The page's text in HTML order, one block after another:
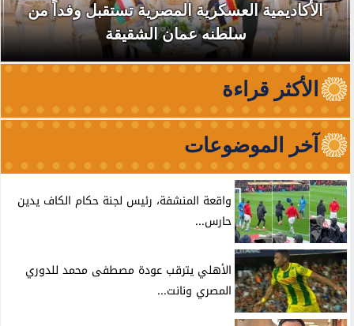
الأكاديمية العسكرية المصرية تستقبل وفداً من
سلطنه عمان الشقيقة
الأكثر قراءة
آخر الموضوعات
واقعة المنشفة، رئيس لجنة حكام الكاف يدين
حارس...
الأهلي يترقب عودة مصطفى محمد للدوري
المصري ونانت...